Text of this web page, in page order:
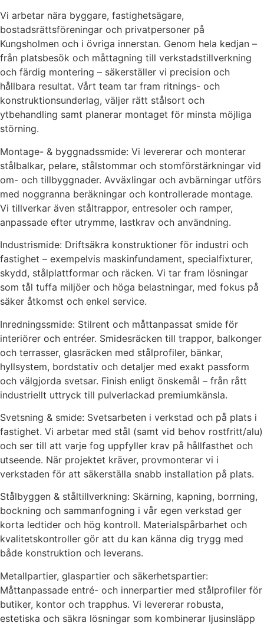
Vi arbetar nära byggare, fastighetsägare,
bostadsrättsföreningar och privatpersoner på
Kungsholmen och i övriga innerstan. Genom hela kedjan –
från platsbesök och måttagning till verkstadstillverkning
och färdig montering – säkerställer vi precision och
hållbara resultat. Vårt team tar fram ritnings- och
konstruktionsunderlag, väljer rätt stålsort och
ytbehandling samt planerar montaget för minsta möjliga
störning.
Montage- & byggnadssmide: Vi levererar och monterar
stålbalkar, pelare, stålstommar och stomförstärkningar vid
om- och tillbyggnader. Avväxlingar och avbärningar utförs
med noggranna beräkningar och kontrollerade montage.
Vi tillverkar även ståltrappor, entresoler och ramper,
anpassade efter utrymme, lastkrav och användning.
Industrismide: Driftsäkra konstruktioner för industri och
fastighet – exempelvis maskinfundament, specialfixturer,
skydd, stålplattformar och räcken. Vi tar fram lösningar
som tål tuffa miljöer och höga belastningar, med fokus på
säker åtkomst och enkel service.
Inredningssmide: Stilrent och måttanpassat smide för
interiörer och entréer. Smidesräcken till trappor, balkonger
och terrasser, glasräcken med stålprofiler, bänkar,
hyllsystem, bordstativ och detaljer med exakt passform
och välgjorda svetsar. Finish enligt önskemål – från rått
industriellt uttryck till pulverlackad premiumkänsla.
Svetsning & smide: Svetsarbeten i verkstad och på plats i
fastighet. Vi arbetar med stål (samt vid behov rostfritt/alu)
och ser till att varje fog uppfyller krav på hållfasthet och
utseende. När projektet kräver, provmonterar vi i
verkstaden för att säkerställa snabb installation på plats.
Stålbyggen & ståltillverkning: Skärning, kapning, borrning,
bockning och sammanfogning i vår egen verkstad ger
korta ledtider och hög kontroll. Materialspårbarhet och
kvalitetskontroller gör att du kan känna dig trygg med
både konstruktion och leverans.
Metallpartier, glaspartier och säkerhetspartier:
Måttanpassade entré- och innerpartier med stålprofiler för
butiker, kontor och trapphus. Vi levererar robusta,
estetiska och säkra lösningar som kombinerar ljusinsläpp